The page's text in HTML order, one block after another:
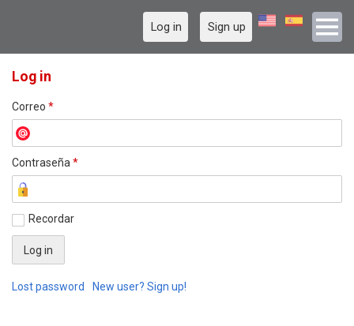
Log in Sign up
Log in
Correo *
Contraseña *
Recordar
Lost password New user? Sign up!